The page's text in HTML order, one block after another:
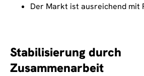
Der Markt ist ausreichend mit
Stabilisierung durch
Zusammenarbeit